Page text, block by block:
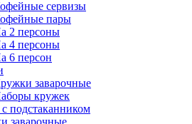
сервизы
пары
2 персоны
4 персоны
6 персон
заварочные
кружек
подстаканником
заварочные